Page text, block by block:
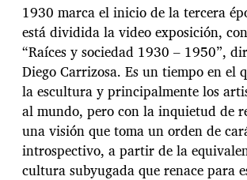
1930 marca el inicio de la tercera
está dividida la video exposición,
“Raíces y sociedad 1930 – 1950”,
Diego Carrizosa. Es un tiempo en el
la escultura y principalmente los
al mundo, pero con la inquietud de
una visión que toma un orden de
introspectivo, a partir de la
cultura subyugada que renace para